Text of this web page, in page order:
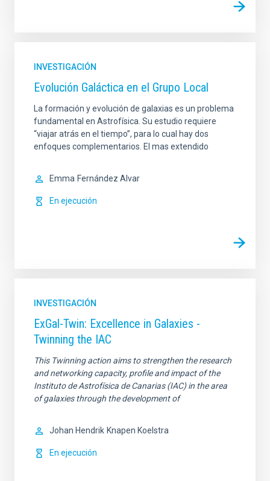
INVESTIGACIÓN
Evolución Galáctica en el Grupo Local
La formación y evolución de galaxias es un problema
fundamental en Astrofísica. Su estudio requiere
“viajar atrás en el tiempo”, para lo cual hay dos
enfoques complementarios. El mas extendido
Emma Fernández Alvar
En ejecución
INVESTIGACIÓN
ExGal-Twin: Excellence in Galaxies -
Twinning the IAC
This Twinning action aims to strengthen the research
and networking capacity, profile and impact of the
Instituto de Astrofísica de Canarias (IAC) in the area
of galaxies through the development of
Johan Hendrik Knapen Koelstra
En ejecución